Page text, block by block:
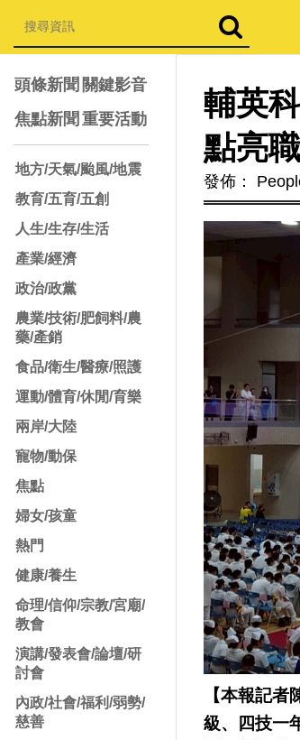
頭條新聞 關鍵影音
焦點新聞 重要活動
地方/天氣/颱風/地震
教育/五育/五創
人生/生存/生活
產業/經濟
政治/政黨
農業/技術/肥飼料/農
藥/產銷
食品/衛生/醫療/照護
運動/體育/休閒/育樂
兩岸/大陸
寵物/動保
焦點
婦女/孩童
熱門
健康/養生
命理/信仰/宗教/宮廟/
教會
演講/發表會/論壇/研
討會
內政/社會/福利/弱勢/
慈善
輔英
點亮
發佈：
【本報記
級、四技一